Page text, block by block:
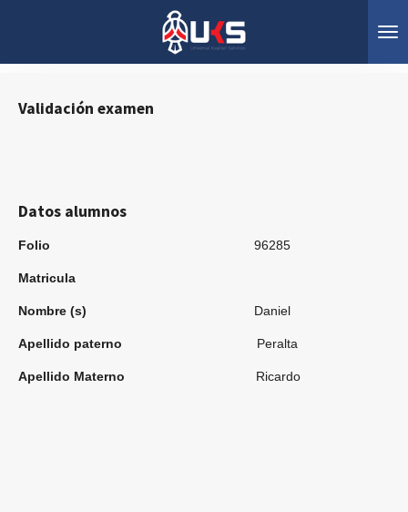
Validación examen
Datos alumnos
Folio 96285
Matricula
Nombre (s) Daniel
Apellido paterno Peralta
Apellido Materno Ricardo